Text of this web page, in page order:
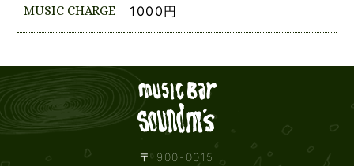
MUSIC CHARGE 1000円
〒 900-0015